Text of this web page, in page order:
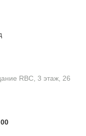
RBC, 3 этаж, 26